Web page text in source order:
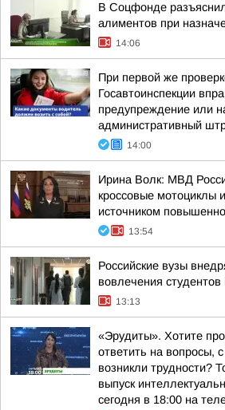
В Соцфонде
алиментов при
14:06
При первой же
Госавтоинспекции
предупреждение или
административный
14:00
Ирина Волк: МВД
кроссовые мотоциклы
источником
13:54
Российские вузы
вовлечения
13:13
«Эрудиты». Хотите
ответить на вопросы,
возникли трудности?
выпуск
сегодня в 18:00 на